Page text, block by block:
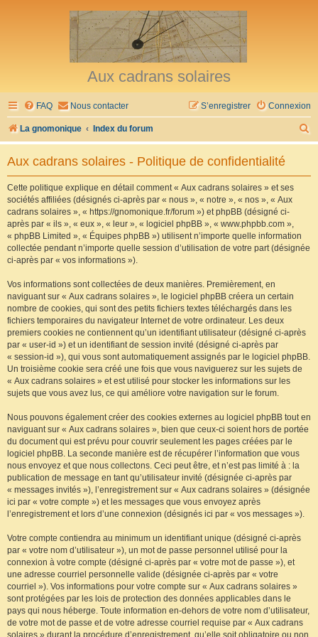
Aux cadrans solaires
FAQ Nous contacter Connexion
S’enregistrer
La gnomonique Index du forum
e
Aux cadrans solaires - Politique de confidentialité
Cette politique explique en détail comment « Aux cadrans solaires » et ses
sociétés affiliées (désignés ci-après par « nous », « notre », « nos », « Aux
cadrans solaires », « https://gnomonique.fr/forum ») et phpBB (désigné ci-
après par « ils », « eux », « leur », « logiciel phpBB », « www.phpbb.com »,
« phpBB Limited », « Équipes phpBB ») utilisent n’importe quelle information
collectée pendant n’importe quelle session d’utilisation de votre part (désignée
ci-après par « vos informations »).
Vos informations sont collectées de deux manières. Premièrement, en
naviguant sur « Aux cadrans solaires », le logiciel phpBB créera un certain
nombre de cookies, qui sont des petits fichiers textes téléchargés dans les
fichiers temporaires du navigateur Internet de votre ordinateur. Les deux
premiers cookies ne contiennent qu’un identifiant utilisateur (désigné ci-après
par « user-id ») et un identifiant de session invité (désigné ci-après par
« session-id »), qui vous sont automatiquement assignés par le logiciel phpBB.
Un troisième cookie sera créé une fois que vous naviguerez sur les sujets de
« Aux cadrans solaires » et est utilisé pour stocker les informations sur les
sujets que vous avez lus, ce qui améliore votre navigation sur le forum.
Nous pouvons également créer des cookies externes au logiciel phpBB tout en
naviguant sur « Aux cadrans solaires », bien que ceux-ci soient hors de portée
du document qui est prévu pour couvrir seulement les pages créées par le
logiciel phpBB. La seconde manière est de récupérer l’information que vous
nous envoyez et que nous collectons. Ceci peut être, et n’est pas limité à : la
publication de message en tant qu’utilisateur invité (désignée ci-après par
« messages invités »), l’enregistrement sur « Aux cadrans solaires » (désignée
ici par « votre compte ») et les messages que vous envoyez après
l’enregistrement et lors d’une connexion (désignés ici par « vos messages »).
Votre compte contiendra au minimum un identifiant unique (désigné ci-après
par « votre nom d’utilisateur »), un mot de passe personnel utilisé pour la
connexion à votre compte (désigné ci-après par « votre mot de passe »), et
une adresse courriel personnelle valide (désignée ci-après par « votre
courriel »). Vos informations pour votre compte sur « Aux cadrans solaires »
sont protégées par les lois de protection des données applicables dans le
pays qui nous héberge. Toute information en-dehors de votre nom d’utilisateur,
de votre mot de passe et de votre adresse courriel requise par « Aux cadrans